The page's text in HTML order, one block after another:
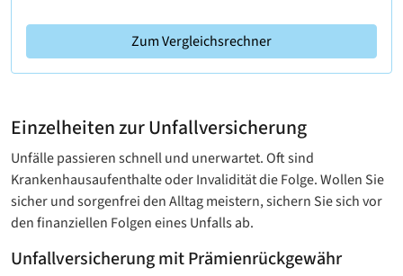
Zum Vergleichsrechner
Einzelheiten zur Unfallversicherung
Unfälle passieren schnell und unerwartet. Oft sind
Krankenhausaufenthalte oder Invalidität die Folge. Wollen Sie
sicher und sorgenfrei den Alltag meistern, sichern Sie sich vor
den finanziellen Folgen eines Unfalls ab.
Unfallversicherung mit Prämienrückgewähr